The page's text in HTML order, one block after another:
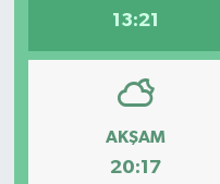
13:21
AKŞAM
20:17